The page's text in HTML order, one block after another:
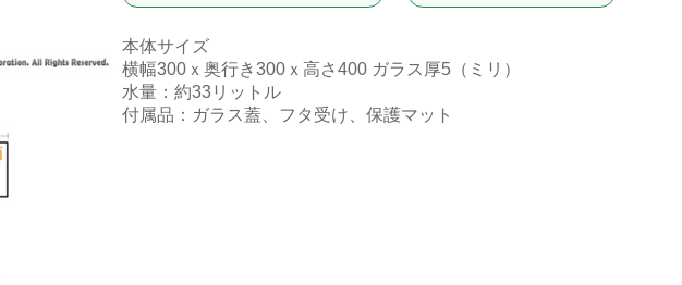
本体サイズ
横幅300ｘ奥行き300ｘ高さ400 ガラス厚5（ミリ）
水量：約33リットル
付属品：ガラス蓋、フタ受け、保護マット